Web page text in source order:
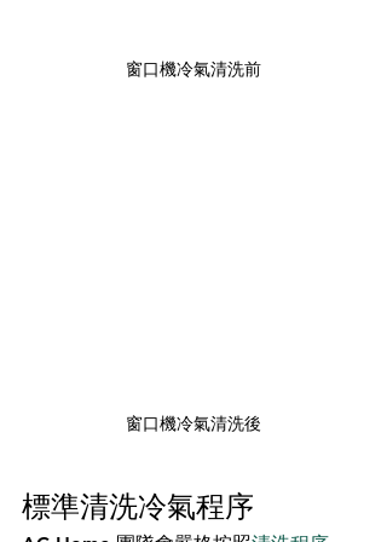
窗口機冷氣清洗前
窗口機冷氣清洗後
標準清洗冷氣程序